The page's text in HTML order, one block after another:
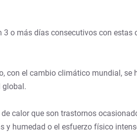
o más días consecutivos con estas
con el cambio climático mundial, se
global.
calor que son trastornos
y humedad o el esfuerzo físico